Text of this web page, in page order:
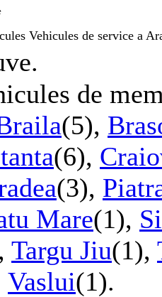
Vehicules de service a
de
(5),
(6),
(3),
Mare(1),
Targu Jiu(1),
Vaslui(1).